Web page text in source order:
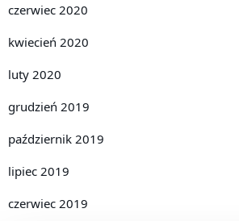
czerwiec 2020
kwiecień 2020
luty 2020
grudzień 2019
październik 2019
lipiec 2019
czerwiec 2019